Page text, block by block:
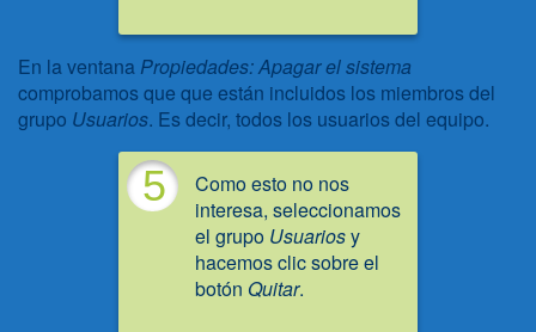
En la ventana Propiedades: Apagar el sistema
comprobamos que que están incluidos los miembros del
grupo Usuarios. Es decir, todos los usuarios del equipo.
5
Como esto no nos
interesa, seleccionamos
el grupo Usuariosy
hacemos clic sobre el
botón Quitar.